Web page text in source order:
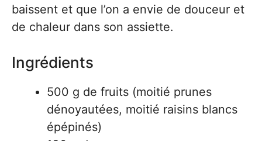
baissent et que l’on a envie de douceur et
de chaleur dans son assiette.
Ingrédients
500 g de fruits (moitié prunes
dénoyautées, moitié raisins blancs
épépinés)